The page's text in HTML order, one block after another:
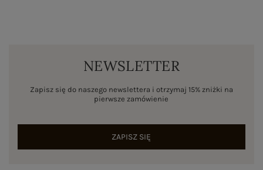
NEWSLETTER
Zapisz się do naszego newslettera i otrzymaj 15% zniżki na
pierwsze zamówienie
ZAPISZ SIĘ